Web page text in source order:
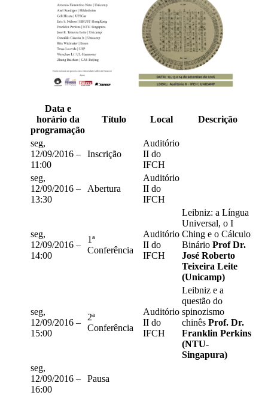
Data e
horário da
programação
Título Local Descrição
seg,
12/09/2016 –
11:00
Inscrição
Auditório
II do
IFCH
seg,
12/09/2016 –
13:30
Abertura
Auditório
II do
IFCH
seg,
12/09/2016 –
14:00
1ª
Conferência
Auditório
II do
IFCH
Leibniz: a Língua
Universal, o I
Ching e o Cálculo
Binário Prof Dr.
José Roberto
Teixeira Leite
(Unicamp)
seg,
12/09/2016 –
15:00
2ª
Conferência
Auditório
II do
IFCH
Leibniz e a
questão do
spinozismo
chinês Prof. Dr.
Franklin Perkins
(NTU-
Singapura)
seg,
12/09/2016 –
16:00
Pausa